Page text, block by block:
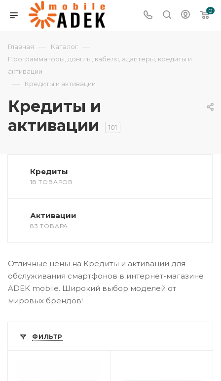
0
Главная — Каталог —
Программаторы, донглы, кабеля, адаптеры, кредиты и
активации
— Кредиты и активации
Кредиты и
активации
101
Кредиты
18 ТОВАРОВ
Активации
83 ТОВАРА
Отличные цены на Кредиты и активации для
обслуживания смартфонов в интернет-магазине
ADEK mobile. Широкий выбор моделей от
мировых брендов!
ФИЛЬТР